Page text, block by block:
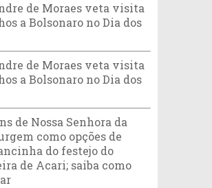
de Moraes veta visita
a Bolsonaro no Dia dos
de Moraes veta visita
a Bolsonaro no Dia dos
de Nossa Senhora da
como opções de
do festejo do
de Acari; saiba como